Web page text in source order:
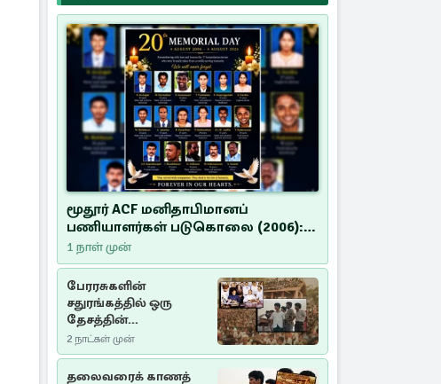
மூதூர் ACF மனிதாபிமானப்
பணியாளர்கள் படுகொலை (2006):
20 ஆண்டுகளாகியும் நீதி
மறுக்கப்பட்ட மனிதாபிமானப்
பேரவலம்
1 நாள் முன்
பேரரசுகளின்
சதுரங்கத்தில் ஒரு
தேசத்தின்
தீர்க்கதரிசனம் :
சுதுமலை பிரகடனம்
ஒரு வரலாற்றுப் பாடம்
2 நாட்கள் முன்
தலைவரைக் காணத்